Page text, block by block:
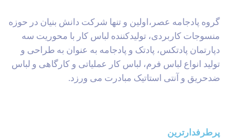
گروه پادجامه عصر،اولین و تنها شرکت دانش بنیان در حوزه
منسوجات کاربردی، تولیدکننده لباس کار با محوریت سه
دپارتمان پادتکس، پادتک و پادجامه به عنوان به طراحی و
تولید انواع لباس فرم، لباس کار عملیاتی و کارگاهی و لباس
ضدحریق و آنتی استاتیک مبادرت می ورزد.
پرطرفدارترین